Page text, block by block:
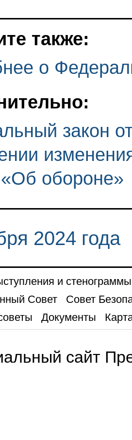
также:
о
закон
«Об обороне»
2024 года
и стенограммы
Совет
Совет
Документы
сайт